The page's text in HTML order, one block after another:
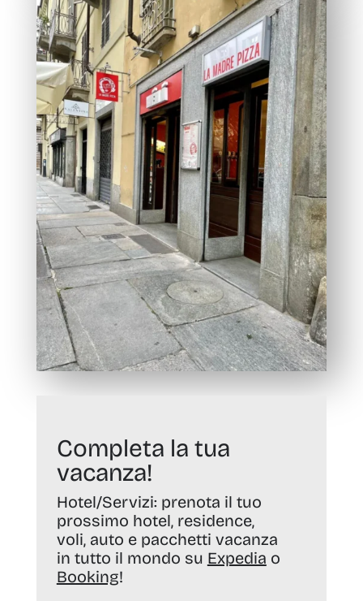
Completa la tua
vacanza!
Hotel/Servizi: prenota il tuo
prossimo hotel, residence,
voli, auto e pacchetti vacanza
in tutto il mondo su Expedia o
Booking!